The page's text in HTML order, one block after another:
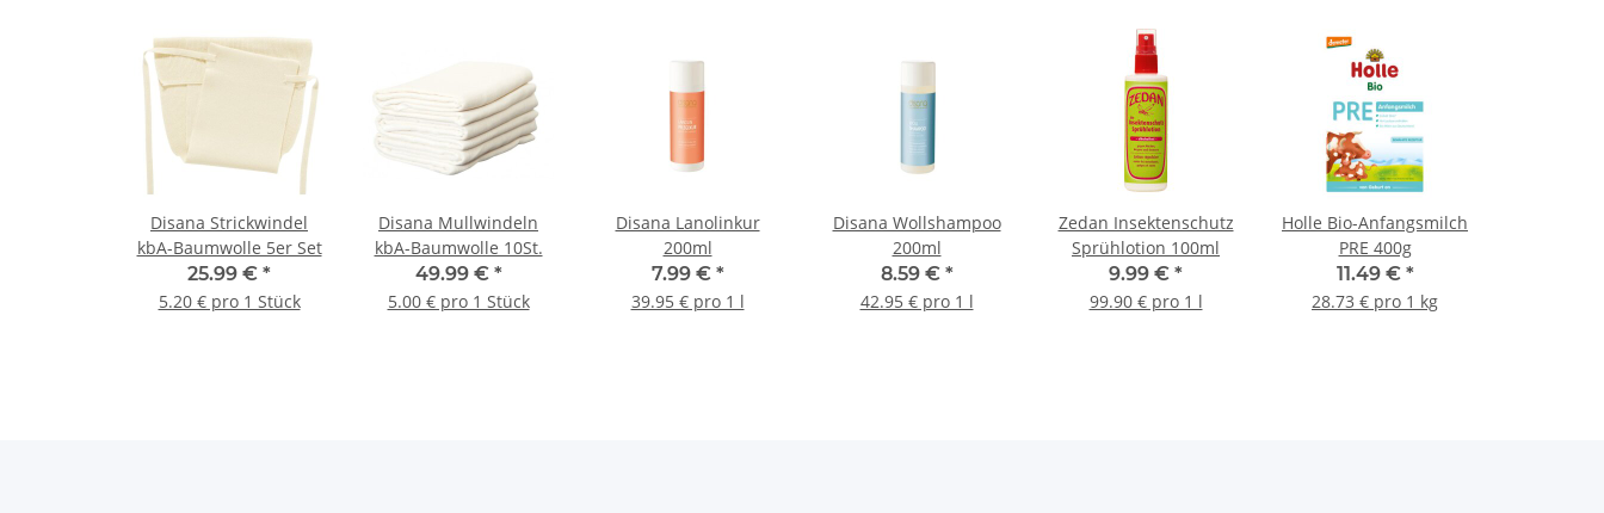
Disana Strickwindel
kbA-Baumwolle 5er Set
25.99 € *
5.20 € pro 1 Stück
Disana Mullwindeln
kbA-Baumwolle 10St.
49.99 € *
5.00 € pro 1 Stück
Disana Lanolinkur
200ml
7.99 € *
39.95 € pro 1 l
Disana Wollshampoo
200ml
8.59 € *
42.95 € pro 1 l
Zedan Insektenschutz
Sprühlotion 100ml
9.99 € *
99.90 € pro 1 l
Holle Bio-Anfangsmilch
PRE 400g
11.49 € *
28.73 € pro 1 kg